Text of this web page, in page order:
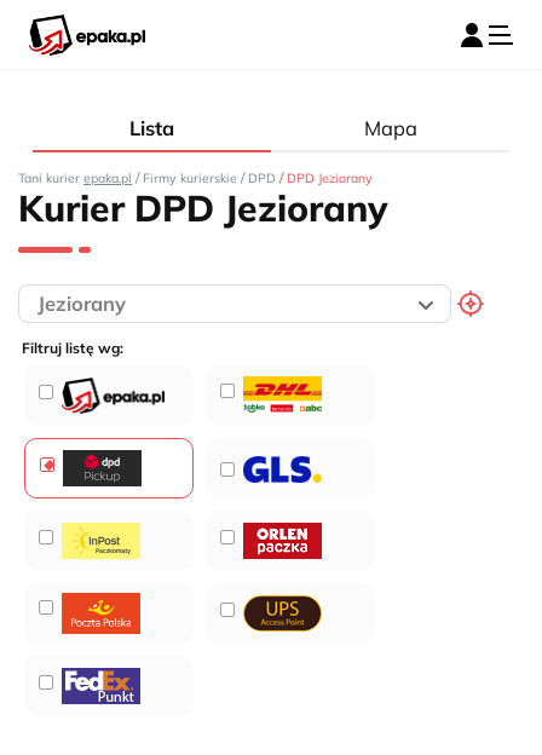
Lista Mapa
Tani kurier epaka.pl / Firmy kurierskie / DPD / DPD Jeziorany
Kurier DPD Jeziorany
Filtruj listę wg: